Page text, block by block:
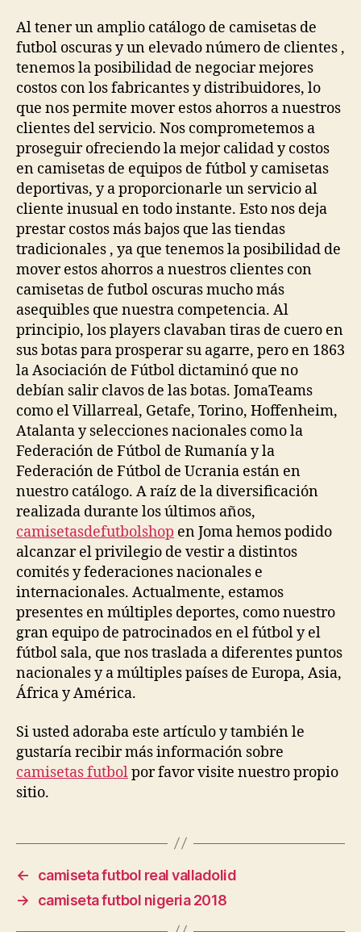
Al tener un amplio catálogo de camisetas de
futbol oscuras y un elevado número de clientes ,
tenemos la posibilidad de negociar mejores
costos con los fabricantes y distribuidores, lo
que nos permite mover estos ahorros a nuestros
clientes del servicio. Nos comprometemos a
proseguir ofreciendo la mejor calidad y costos
en camisetas de equipos de fútbol y camisetas
deportivas, y a proporcionarle un servicio al
cliente inusual en todo instante. Esto nos deja
prestar costos más bajos que las tiendas
tradicionales , ya que tenemos la posibilidad de
mover estos ahorros a nuestros clientes con
camisetas de futbol oscuras mucho más
asequibles que nuestra competencia. Al
principio, los players clavaban tiras de cuero en
sus botas para prosperar su agarre, pero en 1863
la Asociación de Fútbol dictaminó que no
debían salir clavos de las botas. JomaTeams
como el Villarreal, Getafe, Torino, Hoffenheim,
Atalanta y selecciones nacionales como la
Federación de Fútbol de Rumanía y la
Federación de Fútbol de Ucrania están en
nuestro catálogo. A raíz de la diversificación
realizada durante los últimos años,
camisetasdefutbolshop en Joma hemos podido
alcanzar el privilegio de vestir a distintos
comités y federaciones nacionales e
internacionales. Actualmente, estamos
presentes en múltiples deportes, como nuestro
gran equipo de patrocinados en el fútbol y el
fútbol sala, que nos traslada a diferentes puntos
nacionales y a múltiples países de Europa, Asia,
África y América.
Si usted adoraba este artículo y también le
gustaría recibir más información sobre
camisetas futbolpor favor visite nuestro propio
sitio.
←
camiseta futbol real valladolid
→
camiseta futbol nigeria 2018